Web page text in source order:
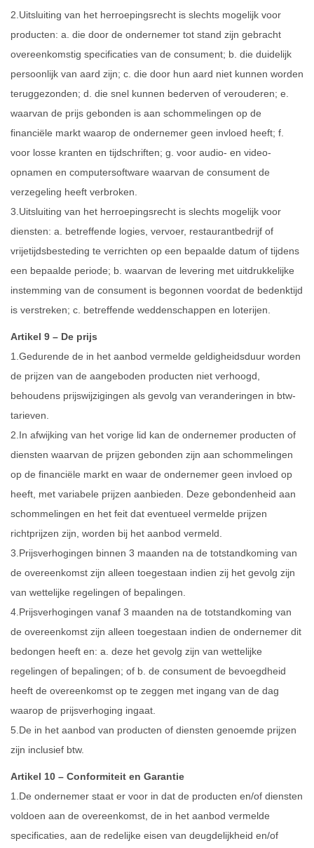
2.Uitsluiting van het herroepingsrecht is slechts mogelijk voor
producten: a. die door de ondernemer tot stand zijn gebracht
overeenkomstig specificaties van de consument; b. die duidelijk
persoonlijk van aard zijn; c. die door hun aard niet kunnen worden
teruggezonden; d. die snel kunnen bederven of verouderen; e.
waarvan de prijs gebonden is aan schommelingen op de
financiële markt waarop de ondernemer geen invloed heeft; f.
voor losse kranten en tijdschriften; g. voor audio- en video-
opnamen en computersoftware waarvan de consument de
verzegeling heeft verbroken.
3.Uitsluiting van het herroepingsrecht is slechts mogelijk voor
diensten: a. betreffende logies, vervoer, restaurantbedrijf of
vrijetijdsbesteding te verrichten op een bepaalde datum of tijdens
een bepaalde periode; b. waarvan de levering met uitdrukkelijke
instemming van de consument is begonnen voordat de bedenktijd
is verstreken; c. betreffende weddenschappen en loterijen.
Artikel 9 – De prijs
1.Gedurende de in het aanbod vermelde geldigheidsduur worden
de prijzen van de aangeboden producten niet verhoogd,
behoudens prijswijzigingen als gevolg van veranderingen in btw-
tarieven.
2.In afwijking van het vorige lid kan de ondernemer producten of
diensten waarvan de prijzen gebonden zijn aan schommelingen
op de financiële markt en waar de ondernemer geen invloed op
heeft, met variabele prijzen aanbieden. Deze gebondenheid aan
schommelingen en het feit dat eventueel vermelde prijzen
richtprijzen zijn, worden bij het aanbod vermeld.
3.Prijsverhogingen binnen 3 maanden na de totstandkoming van
de overeenkomst zijn alleen toegestaan indien zij het gevolg zijn
van wettelijke regelingen of bepalingen.
4.Prijsverhogingen vanaf 3 maanden na de totstandkoming van
de overeenkomst zijn alleen toegestaan indien de ondernemer dit
bedongen heeft en: a. deze het gevolg zijn van wettelijke
regelingen of bepalingen; of b. de consument de bevoegdheid
heeft de overeenkomst op te zeggen met ingang van de dag
waarop de prijsverhoging ingaat.
5.De in het aanbod van producten of diensten genoemde prijzen
zijn inclusief btw.
Artikel 10 – Conformiteit en Garantie
1.De ondernemer staat er voor in dat de producten en/of diensten
voldoen aan de overeenkomst, de in het aanbod vermelde
specificaties, aan de redelijke eisen van deugdelijkheid en/of